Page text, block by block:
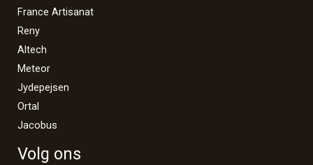
France Artisanat
Reny
Altech
Meteor
Jydepejsen
Ortal
Jacobus
Volg ons